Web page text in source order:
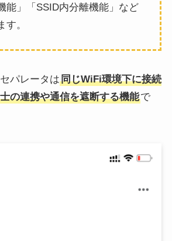
能」「SSID内分離機能」など
す。
パレータは同じWiFi環境下に接続
の連携や通信を遮断する機能で